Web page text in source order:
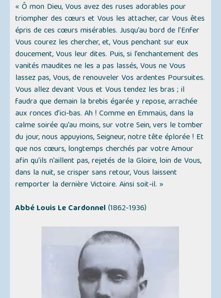
« Ô mon Dieu, Vous avez des ruses adorables pour
triompher des cœurs et Vous les attacher, car Vous êtes
épris de ces cœurs misérables. Jusqu’au bord de l’Enfer
Vous courez les chercher, et, Vous penchant sur eux
doucement, Vous leur dites. Puis, si l’enchantement des
vanités maudites ne les a pas lassés, Vous ne Vous
lassez pas, Vous, de renouveler Vos ardentes Poursuites.
Vous allez devant Vous et Vous tendez les bras ; il
faudra que demain la brebis égarée y repose, arrachée
aux ronces d’ici-bas. Ah ! Comme en Emmaüs, dans la
calme soirée qu’au moins, sur votre Sein, vers le tomber
du jour, nous appuyions, Seigneur, notre tête éplorée ! Et
que nos cœurs, longtemps cherchés par votre Amour
afin qu’ils n’aillent pas, rejetés de la Gloire, loin de Vous,
dans la nuit, se crisper sans retour, Vous laissent
remporter la dernière Victoire. Ainsi soit-il. »
Abbé Louis Le Cardonnel(1862-1936)